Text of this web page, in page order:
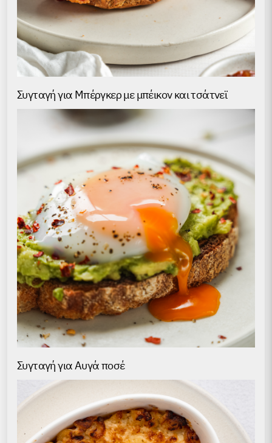
Συγταγή για Μπέργκερ με μπέικον και τσάτνεϊ
Συγταγή για Αυγά ποσέ